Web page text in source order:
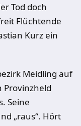
Tod doch
Flüchtende
Kurz ein
Meidling auf
Provinzheld
Seine
„raus“. Hört